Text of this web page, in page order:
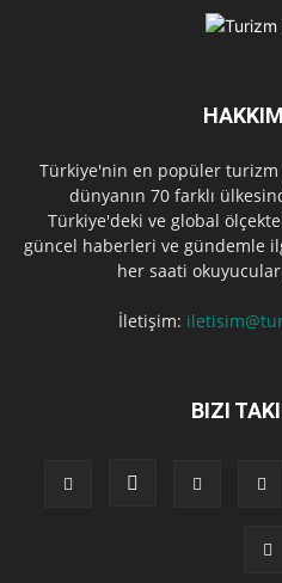
Türkiye'nin en popüler turizm
dünyanın 70 farklı
Türkiye'deki ve global
güncel haberleri ve gündemle
her saati
İletişim:
BIZI